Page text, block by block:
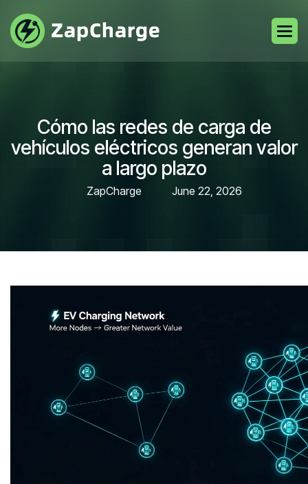
Cómo las redes de carga de
vehículos eléctricos generan valor
a largo plazo
ZapCharge June 22, 2026